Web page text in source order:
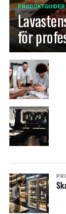
PRODUKTGUIDER
för